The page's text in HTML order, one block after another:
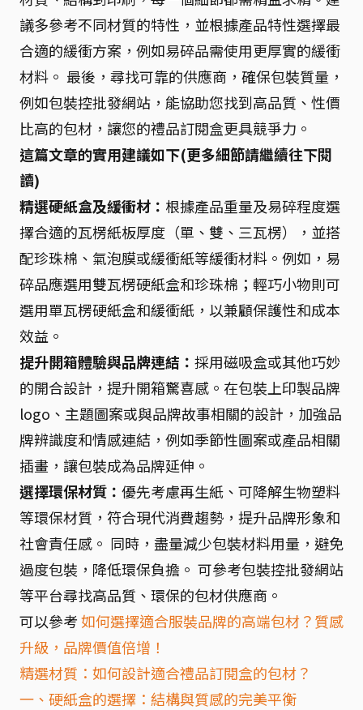
議多參考不同材質的特性，並根據產品特性選擇最
合適的緩衝方案，例如易碎品需使用更厚實的緩衝
材料。 最後，尋找可靠的供應商，確保包裝質量，
例如包裝控批發網站，能協助您找到高品質、性價
比高的包材，讓您的禮品訂閱盒更具競爭力。
這篇文章的實用建議如下(更多細節請繼續往下閱
讀)
精選硬紙盒及緩衝材： 根據產品重量及易碎程度選
擇合適的瓦楞紙板厚度（單、雙、三瓦楞），並搭
配珍珠棉、氣泡膜或緩衝紙等緩衝材料。例如，易
碎品應選用雙瓦楞硬紙盒和珍珠棉；輕巧小物則可
選用單瓦楞硬紙盒和緩衝紙，以兼顧保護性和成本
效益。
提升開箱體驗與品牌連結： 採用磁吸盒或其他巧妙
的開合設計，提升開箱驚喜感。在包裝上印製品牌
logo、主題圖案或與品牌故事相關的設計，加強品
牌辨識度和情感連結，例如季節性圖案或產品相關
插畫，讓包裝成為品牌延伸。
選擇環保材質： 優先考慮再生紙、可降解生物塑料
等環保材質，符合現代消費趨勢，提升品牌形象和
社會責任感。 同時，盡量減少包裝材料用量，避免
過度包裝，降低環保負擔。 可參考包裝控批發網站
等平台尋找高品質、環保的包材供應商。
可以參考如何選擇適合服裝品牌的高端包材？質感
升級，品牌價值倍增！
精選材質：如何設計適合禮品訂閱盒的包材？
一、硬紙盒的選擇：結構與質感的完美平衡